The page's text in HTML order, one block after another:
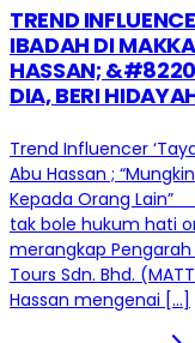
TREND
IBADAH DI
HASSAN;
DIA, BERI
Trend Influencer
Abu Hassan ;
Kepada Orang Lain”
tak bole hukum hati
merangkap
Tours Sdn. Bhd.
Hassan mengenai […]